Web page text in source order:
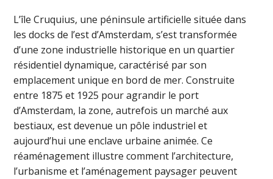
L’île Cruquius, une péninsule artificielle située dans
les docks de l’est d’Amsterdam, s’est transformée
d’une zone industrielle historique en un quartier
résidentiel dynamique, caractérisé par son
emplacement unique en bord de mer. Construite
entre 1875 et 1925 pour agrandir le port
d’Amsterdam, la zone, autrefois un marché aux
bestiaux, est devenue un pôle industriel et
aujourd’hui une enclave urbaine animée. Ce
réaménagement illustre comment l’architecture,
l’urbanisme et l’aménagement paysager peuvent